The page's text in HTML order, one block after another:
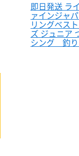
即日発送 ラ
ァインジャ
リングベス
ズ ジュニア
シング 釣